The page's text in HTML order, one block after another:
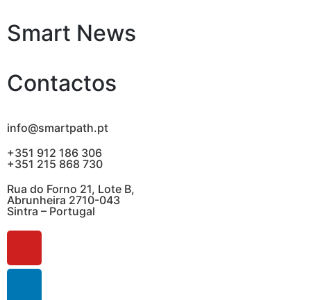
Smart News
Contactos
info@smartpath.pt
+351 912 186 306
+351 215 868 730
Rua do Forno 21, Lote B,
Abrunheira 2710-043
Sintra – Portugal